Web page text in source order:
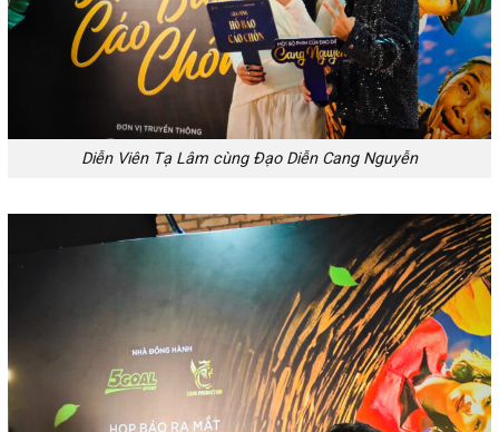
Diễn Viên Tạ Lâm cùng Đạo Diễn Cang Nguyễn